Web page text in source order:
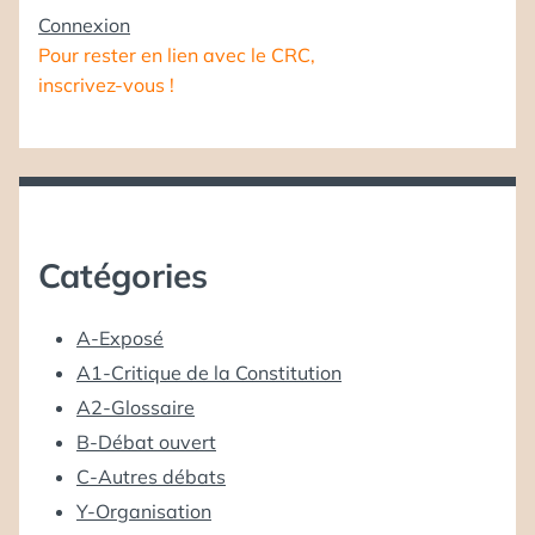
Connexion
Pour rester en lien avec le CRC,
inscrivez-vous !
Catégories
A-Exposé
A1-Critique de la Constitution
A2-Glossaire
B-Débat ouvert
C-Autres débats
Y-Organisation